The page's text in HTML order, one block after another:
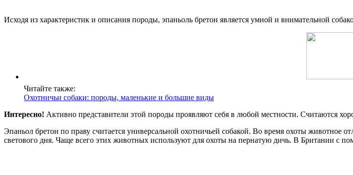
Исходя из характеристик и описания породы, эпаньоль бретон является умной и внимательной
Читайте также:
Охотничьи собаки: породы, маленькие и большие виды
Интересно! Активно представители этой породы проявляют себя в любой местности. Считаются
Эпаньол бретон по праву считается универсальной охотничьей собакой. Во время охоты животное
светового дня. Чаще всего этих животных используют для охоты на пернатую дичь. В Британии с